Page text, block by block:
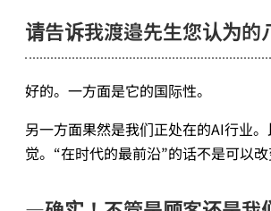
请告诉我渡邉先生您认为的
好的。一方面是它的国际性。
另一方面果然是我们正处在的AI行业
觉。“在时代的最前沿”的话不是可以